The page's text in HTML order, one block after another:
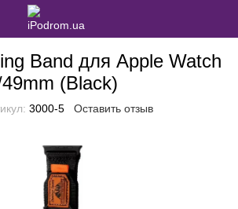
Band для Apple Watch
(Black)
3000-5 Оставить отзыв